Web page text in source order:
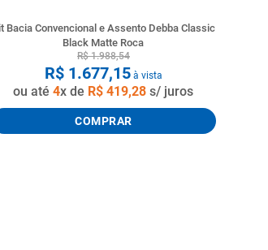
Bacia Convencional e Assento Debba Classic
Black Matte Roca
R$ 1.988,54
R$ 1.677,15à vista
ou até4x de R$ 419,28 s/ juros
COMPRAR